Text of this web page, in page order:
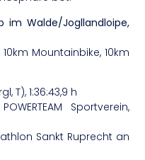
im Walde/Jogllandloipe,
Mountainbike, 10km
T), 1:36:43,9 h
Sportverein,
Sankt Ruprecht an